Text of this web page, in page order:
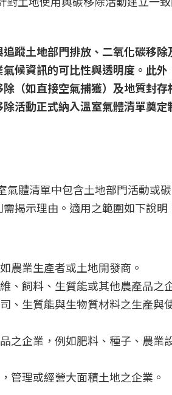
蹤土地部門排放、二氧化碳移除
候資訊的可比性與透明度。此外
（如直接空氣捕獲）及地質封存
活動正式納入溫室氣體清單奠定
氣體清單中包含土地部門活動或
揭示理由。適用之範圍如下說明
農業生產者或土地開發商。
、飼料、生質能或其他農產品之
、生質能與生物質材料之生產與
之企業，例如肥料、種子、農業
管理或經營大面積土地之企業。